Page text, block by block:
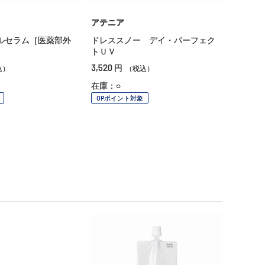
ラム［医薬部外
アテニア
ドレススノー デイ・パーフェク
トＵＶ
3,520 円 （税込）
在庫：○
OPポイント対象